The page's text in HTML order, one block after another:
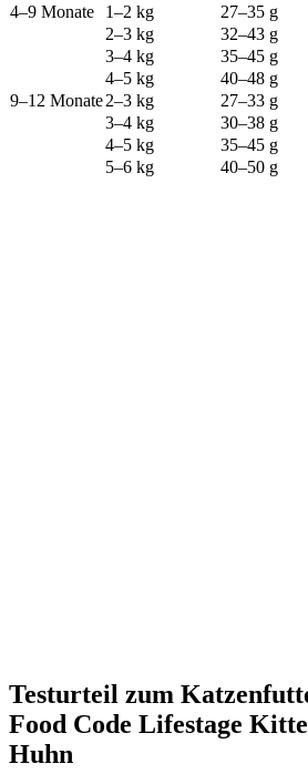
4–9 Monate
1–2 kg
27–35 g
2–3 kg
32–43 g
3–4 kg
35–45 g
4–5 kg
40–48 g
9–12 Monate2–3 kg
27–33 g
3–4 kg
30–38 g
4–5 kg
35–45 g
5–6 kg
40–50 g
Testurteil zum
Food Code Lifestage
Huhn